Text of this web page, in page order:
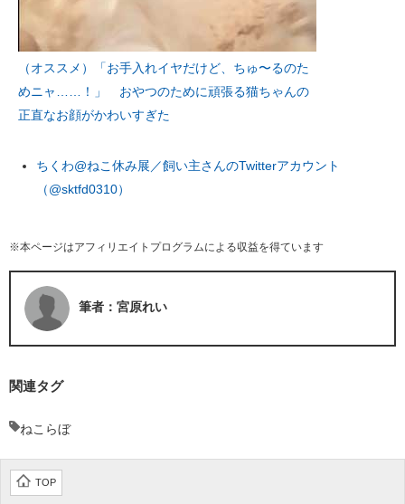
（オススメ）「お手入れイヤだけど、ちゅ〜るのた
めニャ……！」 おやつのために頑張る猫ちゃんの
正直なお顔がかわいすぎた
ちくわ@ねこ休み展／飼い主さんのTwitterアカウント
（@sktfd0310）
※本ページはアフィリエイトプログラムによる収益を得ています
筆者：宮原れい
関連タグ
ねこらぼ
TOP